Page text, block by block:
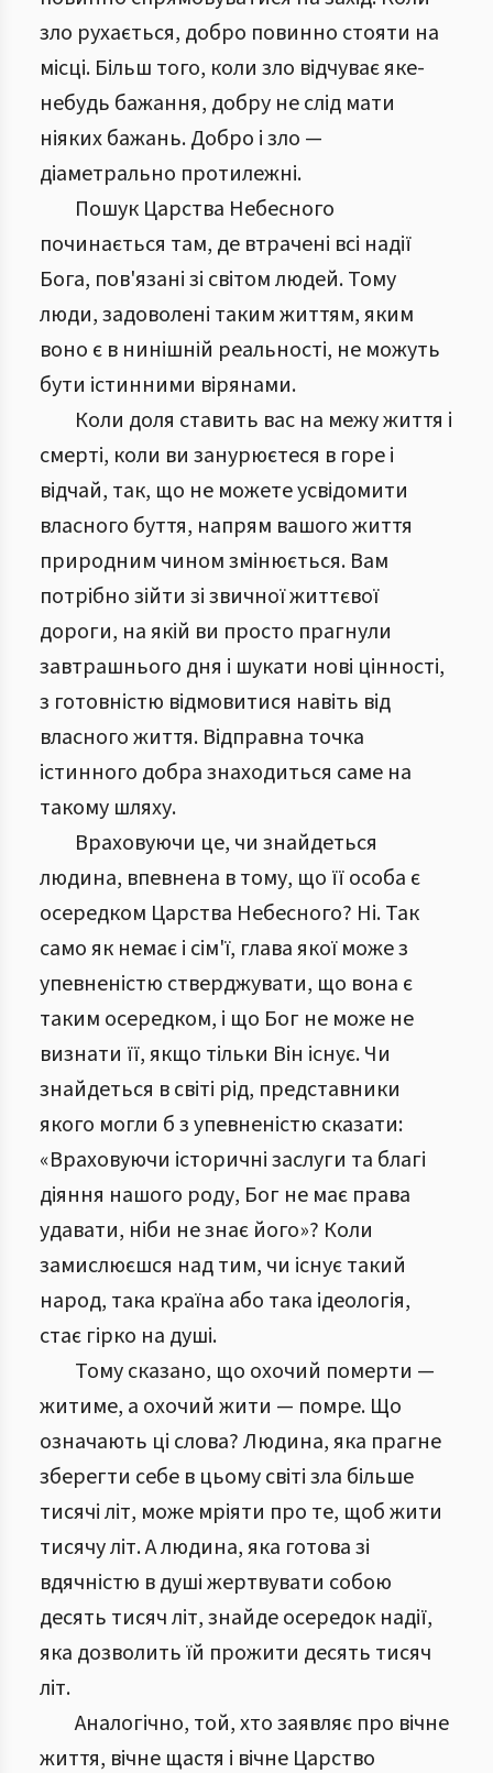
зло рухається, добро повинно стояти на
місці. Більш того, коли зло відчуває яке-
небудь бажання, добру не слід мати
ніяких бажань. Добро і зло —
діаметрально протилежні.
Пошук Царства Небесного
починається там, де втрачені всі надії
Бога, пов'язані зі світом людей. Тому
люди, задоволені таким життям, яким
воно є в нинішній реальності, не можуть
бути істинними вірянами.
Коли доля ставить вас на межу життя і
смерті, коли ви занурюєтеся в горе і
відчай, так, що не можете усвідомити
власного буття, напрям вашого життя
природним чином змінюється. Вам
потрібно зійти зі звичної життєвої
дороги, на якій ви просто прагнули
завтрашнього дня і шукати нові цінності,
з готовністю відмовитися навіть від
власного життя. Відправна точка
істинного добра знаходиться саме на
такому шляху.
Враховуючи це, чи знайдеться
людина, впевнена в тому, що її особа є
осередком Царства Небесного? Ні. Так
само як немає і сім'ї, глава якої може з
упевненістю стверджувати, що вона є
таким осередком, і що Бог не може не
визнати її, якщо тільки Він існує. Чи
знайдеться в світі рід, представники
якого могли б з упевненістю сказати:
«Враховуючи історичні заслуги та благі
діяння нашого роду, Бог не має права
удавати, ніби не знає його»? Коли
замислюєшся над тим, чи існує такий
народ, така країна або така ідеологія,
стає гірко на душі.
Тому сказано, що охочий померти —
житиме, а охочий жити — помре. Що
означають ці слова? Людина, яка прагне
зберегти себе в цьому світі зла більше
тисячі літ, може мріяти про те, щоб жити
тисячу літ. А людина, яка готова зі
вдячністю в душі жертвувати собою
десять тисяч літ, знайде осередок надії,
яка дозволить їй прожити десять тисяч
літ.
Аналогічно, той, хто заявляє про вічне
життя, вічне щастя і вічне Царство